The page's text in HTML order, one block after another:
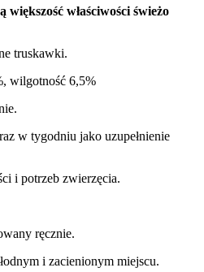
właściwości świeżo
truskawki.
wilgotność 6,5%
w tygodniu jako uzupełnienie
i potrzeb zwierzęcia.
ręcznie.
i zacienionym miejscu.